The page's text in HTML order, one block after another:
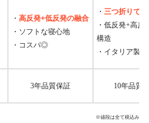
・ 高反発+低反発の融合
・ソフトな寝心地
・コスパ◎
・ 三つ折りで
・低反発+高反
構造
・イタリア製
3年品質保証 10年品質
※値段は全て税込み